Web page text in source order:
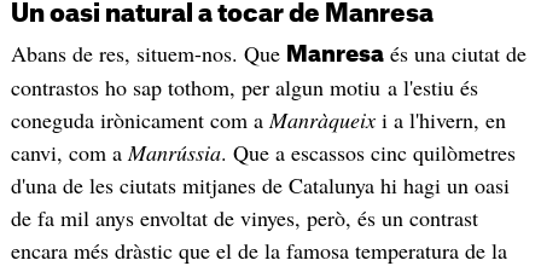
Un oasi natural a tocar de Manresa
Abans de res, situem-nos. Que Manresaés una ciutat de
contrastos ho sap tothom, per algun motiu a l'estiu és
coneguda irònicament com aManràqueixi a l'hivern, en
canvi, com aManrússia. Que a escassos cinc quilòmetres
d'una de les ciutats mitjanes de Catalunya hi hagi un oasi
de fa mil anys envoltat de vinyes, però, és un contrast
encara més dràstic que el de la famosa temperatura de la